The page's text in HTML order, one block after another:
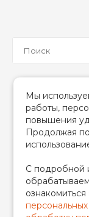
2026 © TIM
ИП
Мы
работы,
повышения
Продолжая
С подробной